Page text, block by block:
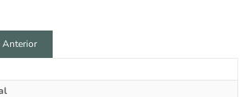
Anterior